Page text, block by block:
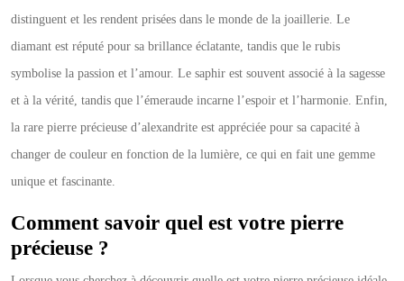
distinguent et les rendent prisées dans le monde de la joaillerie. Le
diamant est réputé pour sa brillance éclatante, tandis que le rubis
symbolise la passion et l’amour. Le saphir est souvent associé à la sagesse
et à la vérité, tandis que l’émeraude incarne l’espoir et l’harmonie. Enfin,
la rare pierre précieuse d’alexandrite est appréciée pour sa capacité à
changer de couleur en fonction de la lumière, ce qui en fait une gemme
unique et fascinante.
Comment savoir quel est votre pierre
précieuse ?